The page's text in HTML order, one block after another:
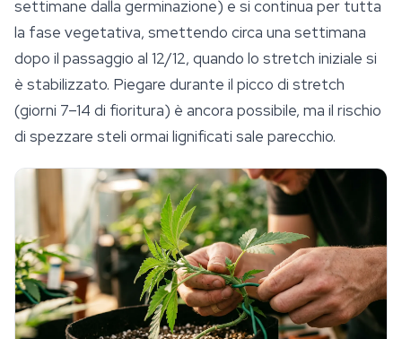
settimane dalla germinazione) e si continua per tutta
la fase vegetativa, smettendo circa una settimana
dopo il passaggio al 12/12, quando lo stretch iniziale si
è stabilizzato. Piegare durante il picco di stretch
(giorni 7–14 di fioritura) è ancora possibile, ma il rischio
di spezzare steli ormai lignificati sale parecchio.